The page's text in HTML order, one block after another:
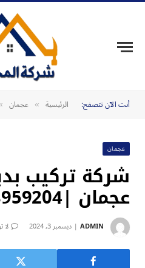
أنت الآن تتصفح: الرئيسية » عجمان
عجمان
شركة تركيب
عجمان |0528959204
ADMIN ديسمبر 3, 2024 لا